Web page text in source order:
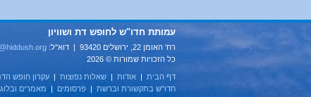
עמותת חדו"ש לחופש דת ושוויון
רח' האומן 22, ירושלים 93420 | דוא''ל:
כל הזכויות שמורות © 2026
דף הבית | אודות | שאלות נפוצות | עקרון חופש
חדו"ש בתקשורת וברשת | פרסומים | מאמרים